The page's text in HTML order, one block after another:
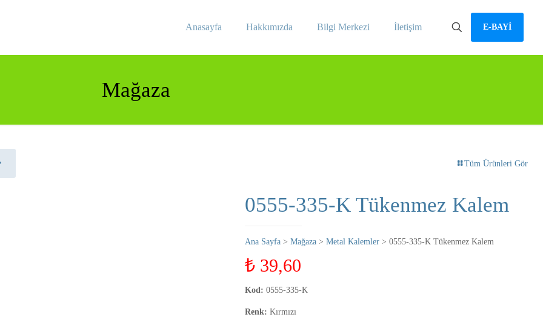
Anasayfa Hakkımızda Bilgi Merkezi İletişim E-BAYİ
Mağaza
Tüm Ürünleri Gör
0555-335-K Tükenmez Kalem
Ana Sayfa > Mağaza > Metal Kalemler > 0555-335-K Tükenmez Kalem
₺ 39,60
Kod: 0555-335-K
Renk: Kırmızı